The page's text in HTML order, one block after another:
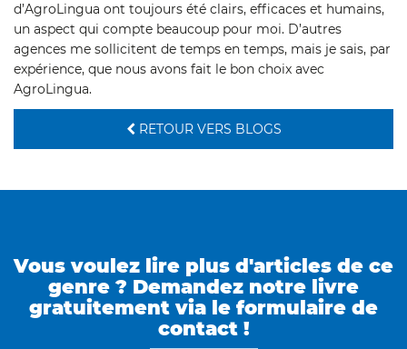
d’AgroLingua ont toujours été clairs, efficaces et humains,
un aspect qui compte beaucoup pour moi. D’autres
agences me sollicitent de temps en temps, mais je sais, par
expérience, que nous avons fait le bon choix avec
AgroLingua.
RETOUR VERS BLOGS
Vous voulez lire plus d'articles de ce
genre ? Demandez notre livre
gratuitement via le formulaire de
contact !